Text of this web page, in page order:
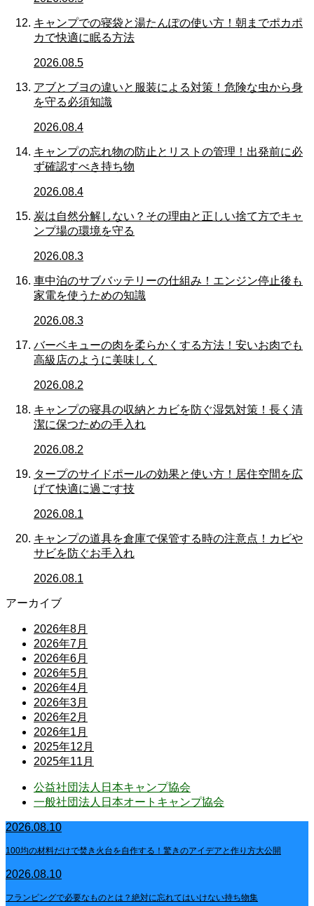
キャンプでの寝袋と湯たんぽの使い方！朝までポカポ
カで快適に眠る方法
2026.08.5
アブとブヨの違いと服装による対策！危険な虫から身
を守る必須知識
2026.08.4
キャンプの忘れ物の防止とリストの管理！出発前に必
ず確認すべき持ち物
2026.08.4
炭は自然分解しない？その理由と正しい捨て方でキャ
ンプ場の環境を守る
2026.08.3
車中泊のサブバッテリーの仕組み！エンジン停止後も
家電を使うための知識
2026.08.3
バーベキューの肉を柔らかくする方法！安いお肉でも
高級店のように美味しく
2026.08.2
キャンプの寝具の収納とカビを防ぐ湿気対策！長く清
潔に保つための手入れ
2026.08.2
タープのサイドポールの効果と使い方！居住空間を広
げて快適に過ごす技
2026.08.1
キャンプの道具を倉庫で保管する時の注意点！カビや
サビを防ぐお手入れ
2026.08.1
アーカイブ
2026年8月
2026年7月
2026年6月
2026年5月
2026年4月
2026年3月
2026年2月
2026年1月
2025年12月
2025年11月
公益社団法人日本キャンプ協会
一般社団法人日本オートキャンプ協会
2026.08.10
100均の材料だけで焚き火台を自作する！驚きのアイデアと作り方大公開
2026.08.10
フランピングで必要なものとは？絶対に忘れてはいけない持ち物集